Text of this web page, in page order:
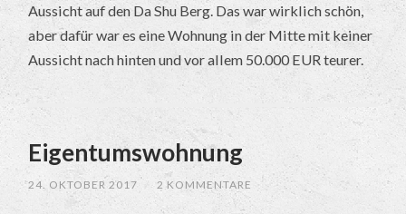
Aussicht auf den Da Shu Berg. Das war wirklich schön,
aber dafür war es eine Wohnung in der Mitte mit keiner
Aussicht nach hinten und vor allem 50.000 EUR teurer.
Eigentumswohnung
24. OKTOBER 2017 2 KOMMENTARE